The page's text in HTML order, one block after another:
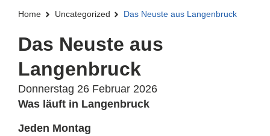
Home Uncategorized Das Neuste aus Langenbruck
Das Neuste aus
Langenbruck
Donnerstag 26 Februar 2026
Was läuft in Langenbruck
Jeden Montag